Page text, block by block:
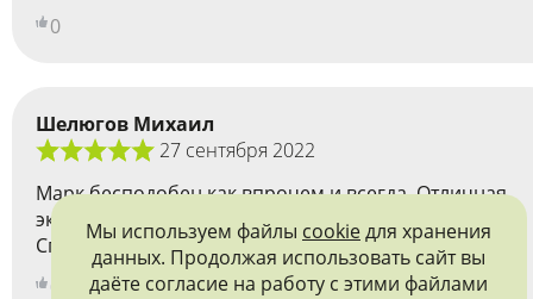
0
Шелюгов Михаил
27 сентября 2022
Марк бесподобен как впрочем и всегда. Отличная
экскурсия.
Спасибо!
Мы используем файлы cookieдля хранения
данных. Продолжая использовать сайт вы
даёте согласие на работу с этими файлами